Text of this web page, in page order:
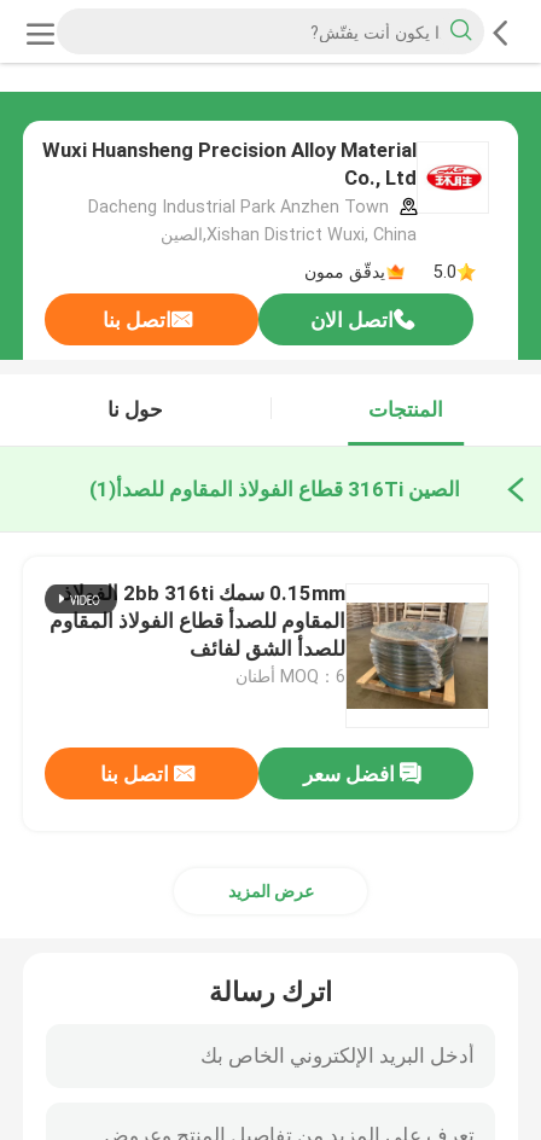
Wuxi Huansheng Precision Alloy Material
Co., Ltd
Dacheng Industrial Park Anzhen Town
Xishan District Wuxi, China,الصين
5.0
يدقّق ممون
اتصل الان اتصل بنا
المنتجات حول نا
الصين 316Ti قطاع الفولاذ المقاوم للصدأ (1)
0.15mm سمك 2bb 316ti الفولاذ
المقاوم للصدأ قطاع الفولاذ المقاوم
للصدأ الشق لفائف
MOQ：6 أطنان
افضل سعر اتصل بنا
عرض المزيد
اترك رسالة